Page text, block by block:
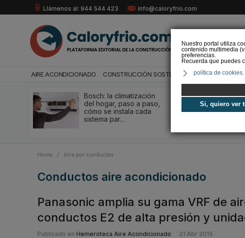
Nuestro portal utiliza
contenido multimedia
preferencias.
Recuerda que puedes
política de cookies.
Si, quiero ver
Llámenos al: 944 544 423 info@caloryfrio.com
AIRE ACONDICIONADO CONSTRUCCIÓN SOSTENIBLE ENERGÍAS
Bosch: la climatización
del hogar, paso a paso,
cómo se instala cada
sistema par…
Home / Aire por conductos
conductos aire acondicionado
Panasonic amplia su gama VRF de
conductos E2 de alta presión y
Publicado en Hemeroteca Aire Acondicionado 21 Abr 2015